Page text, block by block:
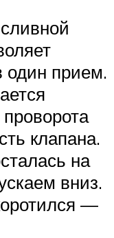
один прием.
клапана.
на
вниз.
—